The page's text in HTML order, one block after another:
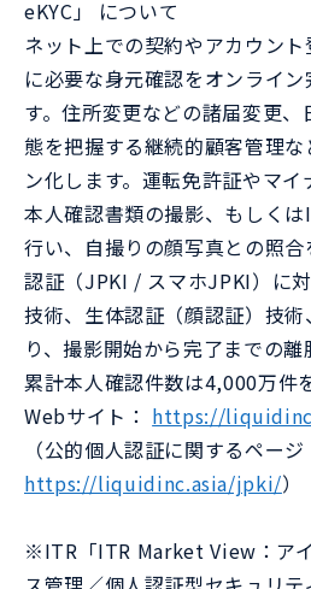
eKYC」 について
ネット上での契約やアカウン
に必要な身元確認をオンライ
す。住所変更などの諸届変更
態を把握する継続的顧客管理
ン化します。運転免許証やマ
本人確認書類の撮影、もしく
行い、自撮りの顔写真との照
認証（JPKI / スマホJPKI）に
技術、生体認証（顔認証）技術
り、撮影開始から完了までの離
累計本人確認件数は4,000万件
Webサイト： https://
（公的個人認証に関するページ
https://liquidinc.asia/jpki/）
※ITR「ITR Market View：ア